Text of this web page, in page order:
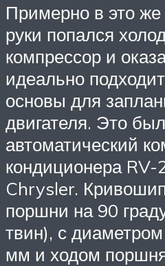
Примерно в это
руки попался
компрессор и
идеально
основы для
двигателя. Это был
автоматический
кондиционера RV-
Chrysler.
поршни на 90
твин), с
мм и ходом